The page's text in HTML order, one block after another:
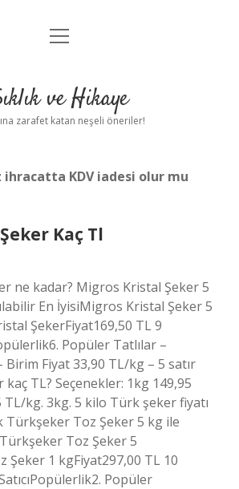
Anasayfa
Yasal Uyarı
menüyü
ve Hikaye
zarafet katan neşeli öneriler!
ihracatta KDV iadesi olur mu
Kaç Tl
ne kadar? Migros Kristal Şeker 5
En İyisiMigros Kristal Şeker 5
ŞekerFiyat169,50 TL 9
Popüler Tatlılar –
Birim Fiyat 33,90 TL/kg – 5 satır
TL? Seçenekler: 1kg 149,95
TL/kg. 3kg. 5 kilo Türk şeker fiyatı
Türkşeker Toz Şeker 5 kg ile
Toz Şeker 5
Şeker 1 kgFiyat297,00 TL 10
Popüler